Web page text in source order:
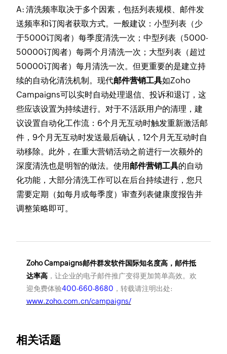
A: 清洗频率取决于多个因素，包括列表规模、邮件发
送频率和订阅者获取方式。一般建议：小型列表（少
于5000订阅者）每季度清洗一次；中型列表（5000-
50000订阅者）每两个月清洗一次；大型列表（超过
50000订阅者）每月清洗一次。但更重要的是建立持
续的自动化清洗机制。现代邮件营销工具如Zoho
Campaigns可以实时自动处理退信、投诉和退订，这
些应该设置为持续进行。对于不活跃用户的清理，建
议设置自动化工作流：6个月无互动时触发重新激活邮
件，9个月无互动时发送最后确认，12个月无互动时自
动移除。此外，在重大营销活动之前进行一次额外的
深度清洗也是明智的做法。使用邮件营销工具的自动
化功能，大部分清洗工作可以在后台持续进行，您只
需要定期（如每月或每季度）审查列表健康度报告并
调整策略即可。
Zoho Campaigns邮件群发软件国际知名度高，邮件抵
达率高，让企业的电子邮件推广变得更加简单高效。欢
迎免费体验400-660-8680 ，转载请注明出处:
www.zoho.com.cn/campaigns/
相关话题